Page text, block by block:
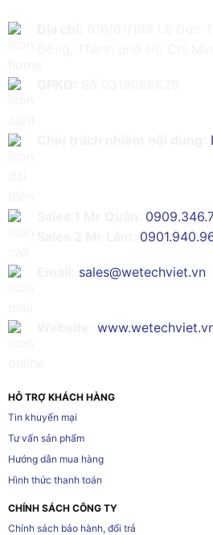
sales@wetechviet.vn
HỖ TRỢ KHÁCH HÀNG
Tin khuyến mại
Tư vấn sản phẩm
Hướng dẫn mua hàng
Hình thức thanh toán
CHÍNH SÁCH CÔNG TY
Chính sách bảo hành, đổi trả